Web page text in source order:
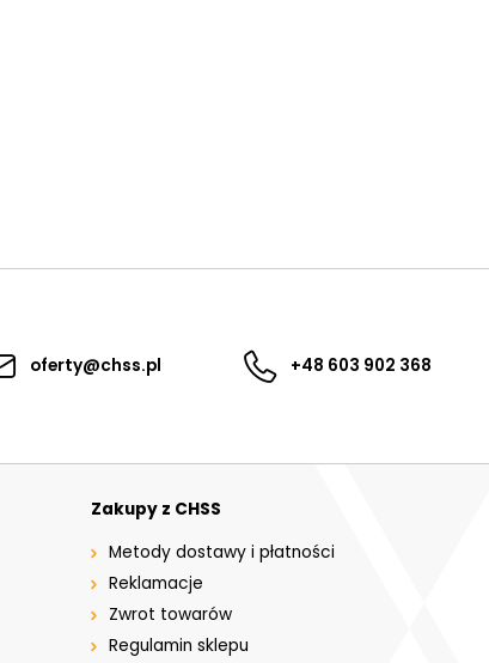
oferty@chss.pl +48 603 902 368
Zakupy z CHSS
Metody dostawy i płatności
Reklamacje
Zwrot towarów
Regulamin sklepu